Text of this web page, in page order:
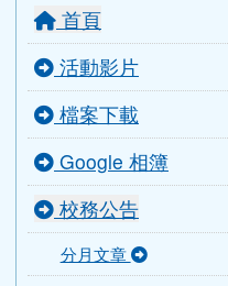
首頁
活動影片
檔案下載
Google 相簿
校務公告
分月文章